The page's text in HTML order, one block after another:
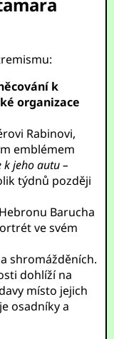
k
organizace
Rabinovi,
emblémem
k jeho autu –
týdnů později
Barucha
ve svém
shromážděních.
dohlíží na
místo jejich
osadníky a